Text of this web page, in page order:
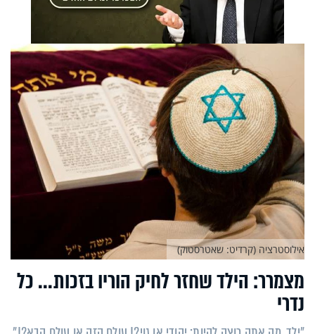
מצמרר: הילד שחזר לחיק הוריו בזכות... כל
נדרי
אילוסטרציה (קרדיט: שאטרסטוק)